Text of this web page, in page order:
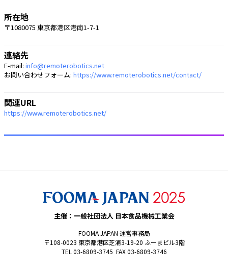
所在地
〒1080075 東京都港区港南1-7-1
連絡先
E-mail: info@remoterobotics.net
お問い合わせフォーム: https://www.remoterobotics.net/contact/
関連URL
https://www.remoterobotics.net/
主催：一般社団法人 日本食品機械工業会
FOOMA JAPAN 運営事務局
〒108-0023 東京都港区芝浦3-19-20 ふーまビル3階
TEL 03-6809-3745 FAX 03-6809-3746